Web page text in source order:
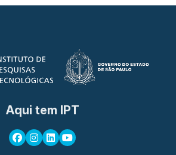
Aqui tem IPT